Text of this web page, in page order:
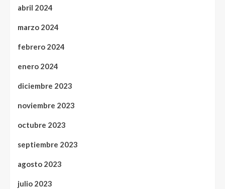
abril 2024
marzo 2024
febrero 2024
enero 2024
diciembre 2023
noviembre 2023
octubre 2023
septiembre 2023
agosto 2023
julio 2023